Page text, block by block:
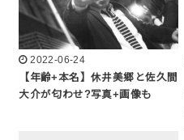
2022-06-24
【年齢+本名】休井美郷と佐久間
大介が匂わせ?写真+画像も